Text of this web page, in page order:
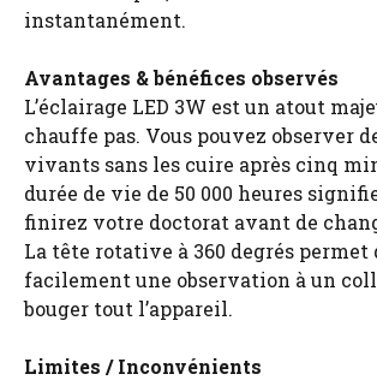
instantanément.
Avantages & bénéfices observés
L’éclairage LED 3W est un atout
chauffe pas. Vous pouvez observer
vivants sans les cuire après cinq
durée de vie de 50 000 heures
finirez votre doctorat avant de
La tête rotative à 360 degrés
facilement une observation à un
bouger tout l’appareil.
Limites / Inconvénients